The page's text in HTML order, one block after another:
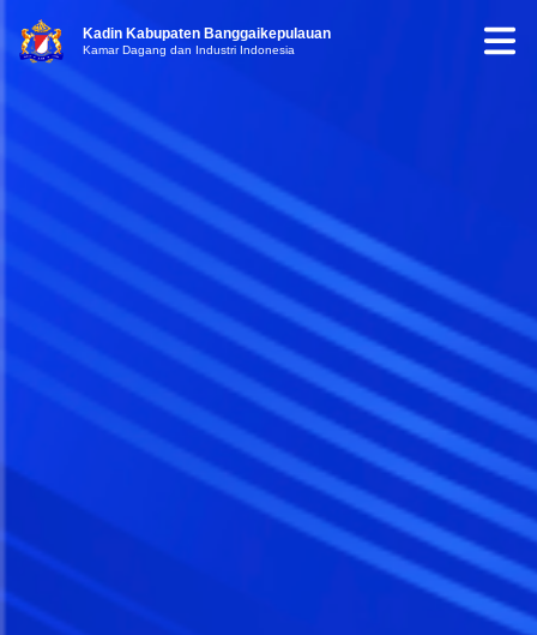
Kadin Kabupaten Banggaikepulauan
Kamar Dagang dan Industri Indonesia